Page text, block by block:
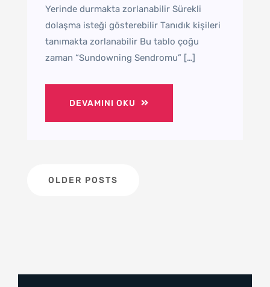
Yerinde durmakta zorlanabilir Sürekli
dolaşma isteği gösterebilir Tanıdık kişileri
tanımakta zorlanabilir Bu tablo çoğu
zaman “Sundowning Sendromu” […]
DEVAMINI OKU
Posts
OLDER POSTS